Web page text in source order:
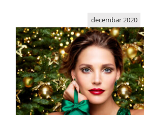
decembar 2020
Vaše omiljene KIKO Milano proizvode
online
Lepota i moda